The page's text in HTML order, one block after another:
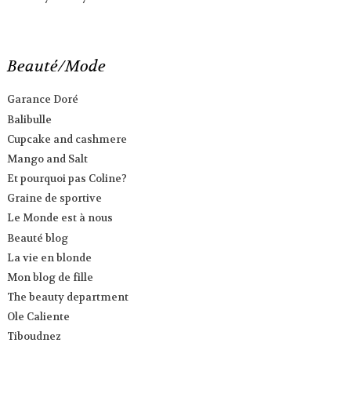
Beauté/Mode
Garance Doré
Balibulle
Cupcake and cashmere
Mango and Salt
Et pourquoi pas Coline?
Graine de sportive
Le Monde est à nous
Beauté blog
La vie en blonde
Mon blog de fille
The beauty department
Ole Caliente
Tiboudnez